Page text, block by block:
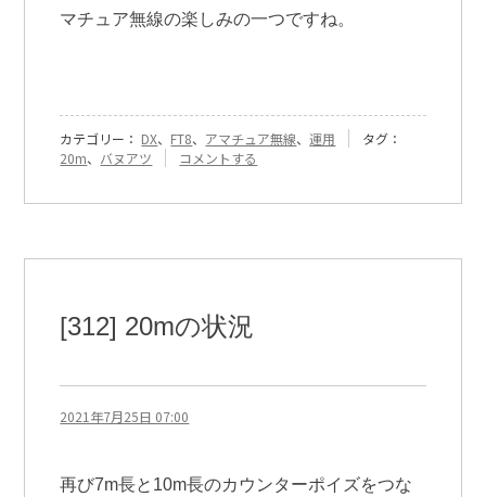
マチュア無線の楽しみの一つですね。
カテゴリー： DX、 FT8、 アマチュア無線、運用
タグ：
20m、 バヌアツ
『[434]
と
QSO』
に
コメントする
[312] 20mの状況
2021年7月25日 07:00
再び7m長と10m長のカウンターポイズをつな